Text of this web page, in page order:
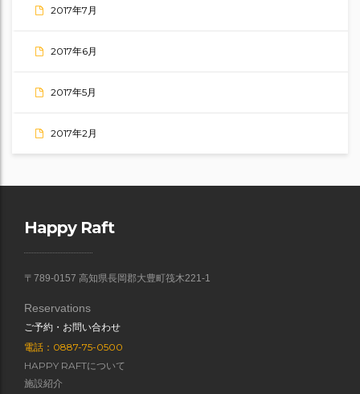
2017年7月
2017年6月
2017年5月
2017年2月
Happy Raft
〒789-0157 高知県長岡郡大豊町筏木221-1
Reservations
ご予約・お問い合わせ
電話：0887-75-0500
HAPPY RAFTについて
施設紹介